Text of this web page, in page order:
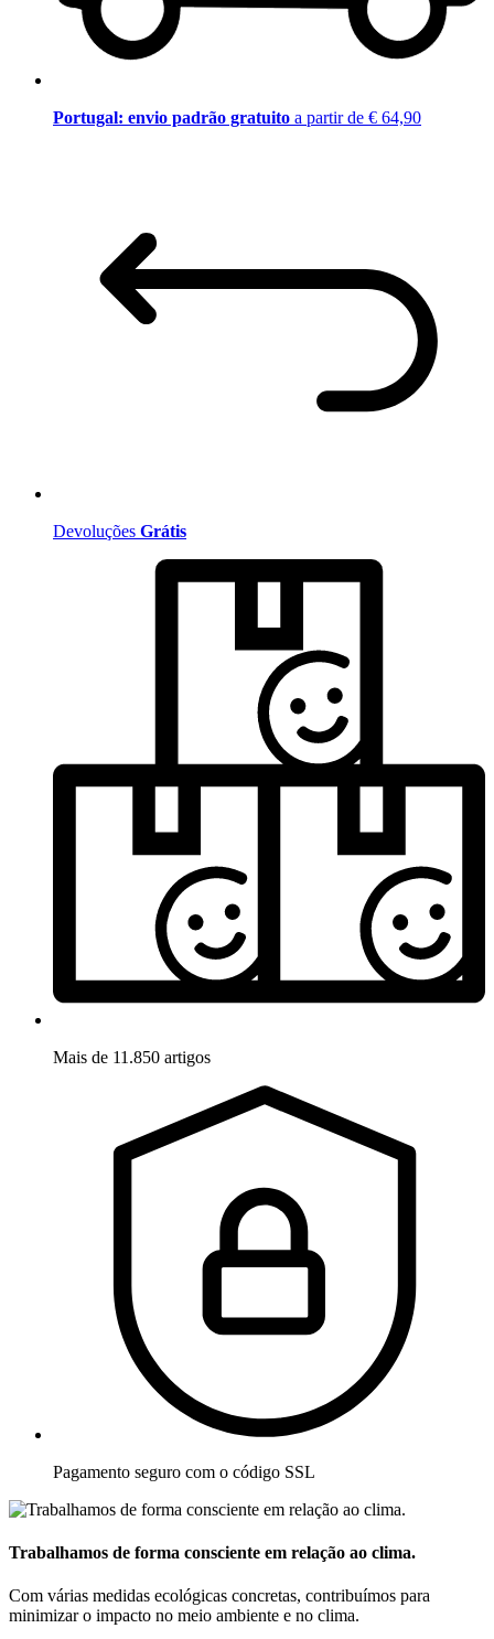
Portugal: envio padrão gratuito a partir de € 64,90
Devoluções Grátis
Mais de 11.850 artigos
Pagamento seguro com o código SSL
Trabalhamos de forma consciente em relação ao clima.
Com várias medidas ecológicas concretas, contribuímos para
minimizar o impacto no meio ambiente e no clima.